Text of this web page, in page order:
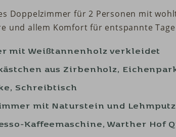
Doppelzimmer für 2 Personen mit
und allem Komfort für entspannte
mit Weißtannenholz verkleidet
aus Zirbenholz,
Schreibtisch
mit Naturstein und Lehmputz
Kaffeemaschine, Warther Hof